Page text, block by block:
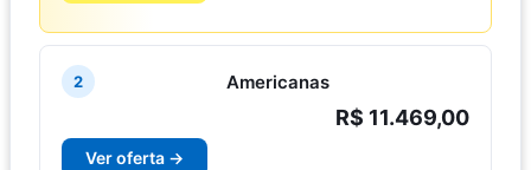
2 Americanas
R$ 11.469,00
Ver oferta →